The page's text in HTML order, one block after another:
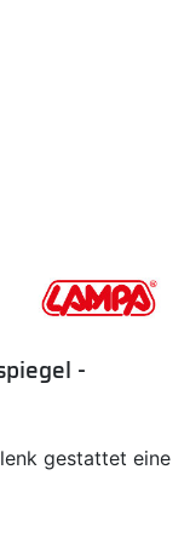
-
gestattet eine